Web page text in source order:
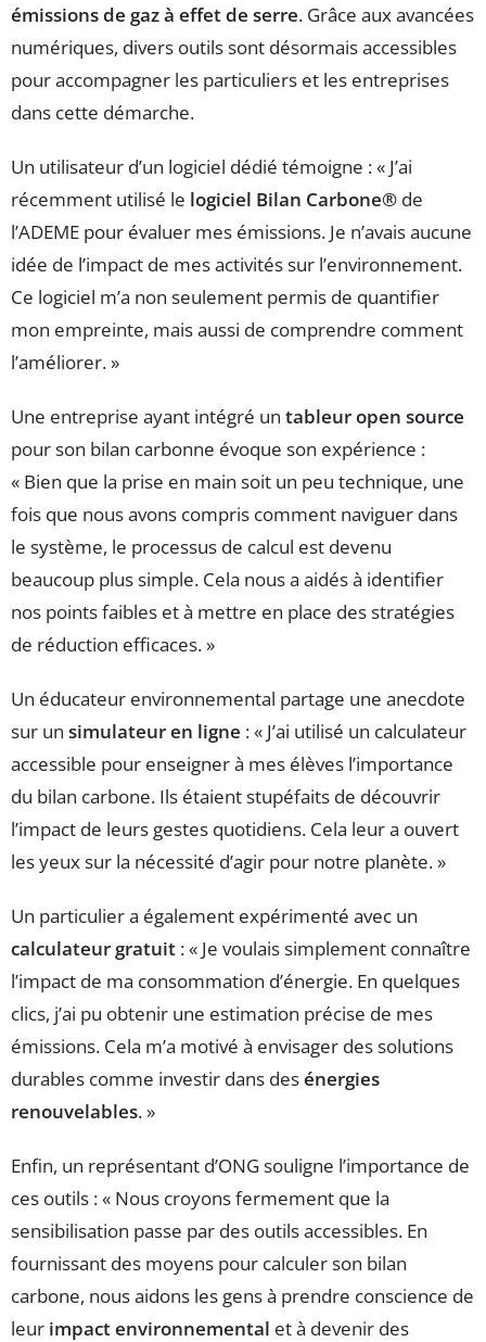
émissions de gaz à effet de serre. Grâce aux avancées
numériques, divers outils sont désormais accessibles
pour accompagner les particuliers et les entreprises
dans cette démarche.
Un utilisateur d’un logiciel dédié témoigne : « J’ai
récemment utilisé le logiciel Bilan Carbone® de
l’ADEME pour évaluer mes émissions. Je n’avais aucune
idée de l’impact de mes activités sur l’environnement.
Ce logiciel m’a non seulement permis de quantifier
mon empreinte, mais aussi de comprendre comment
l’améliorer. »
Une entreprise ayant intégré un tableur open source
pour son bilan carbonne évoque son expérience :
« Bien que la prise en main soit un peu technique, une
fois que nous avons compris comment naviguer dans
le système, le processus de calcul est devenu
beaucoup plus simple. Cela nous a aidés à identifier
nos points faibles et à mettre en place des stratégies
de réduction efficaces. »
Un éducateur environnemental partage une anecdote
sur un simulateur en ligne : « J’ai utilisé un calculateur
accessible pour enseigner à mes élèves l’importance
du bilan carbone. Ils étaient stupéfaits de découvrir
l’impact de leurs gestes quotidiens. Cela leur a ouvert
les yeux sur la nécessité d’agir pour notre planète. »
Un particulier a également expérimenté avec un
calculateur gratuit : « Je voulais simplement connaître
l’impact de ma consommation d’énergie. En quelques
clics, j’ai pu obtenir une estimation précise de mes
émissions. Cela m’a motivé à envisager des solutions
durables comme investir dans desénergies
renouvelables. »
Enfin, un représentant d’ONG souligne l’importance de
ces outils : « Nous croyons fermement que la
sensibilisation passe par des outils accessibles. En
fournissant des moyens pour calculer son bilan
carbone, nous aidons les gens à prendre conscience de
leur impact environnemental et à devenir des